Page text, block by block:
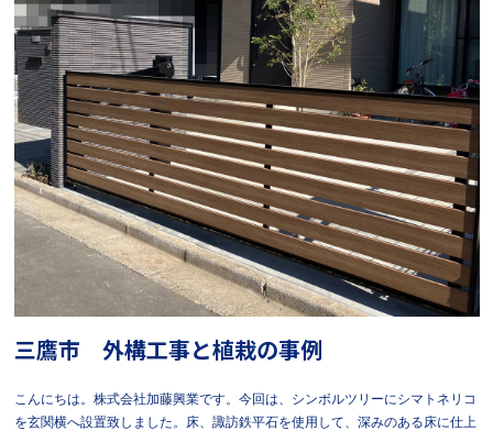
三鷹市 外構工事と植栽の事例
こんにちは。株式会社加藤興業です。今回は、シンボルツリーにシマトネリコ
を玄関横へ設置致しました。床、諏訪鉄平石を使用して、深みのある床に仕上